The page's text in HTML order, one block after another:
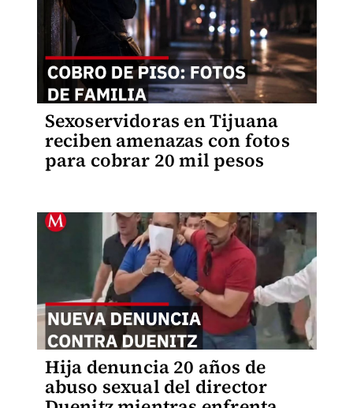
Sexoservidoras en Tijuana
reciben amenazas con fotos
para cobrar 20 mil pesos
Hija denuncia 20 años de
abuso sexual del director